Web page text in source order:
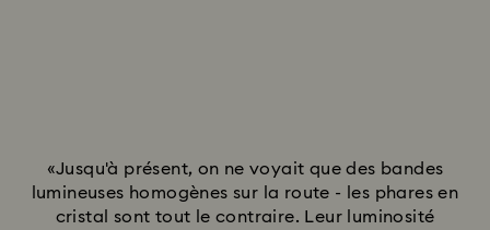
«Jusqu'à présent, on ne voyait que des bandes
lumineuses homogènes sur la route - les phares en
cristal sont tout le contraire. Leur luminosité